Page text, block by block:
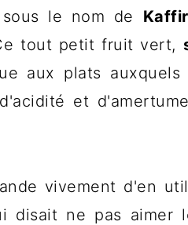
le nom de
tout petit fruit vert,
aux plats
et
vivement d'en
disait ne pas aimer